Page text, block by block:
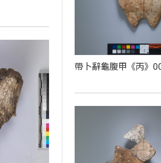
帶卜辭龜腹甲《丙》